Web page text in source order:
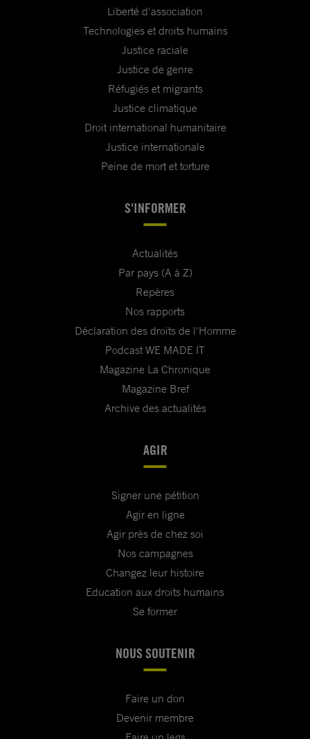
Liberté d'association
Technologies et droits humains
Justice raciale
Justice de genre
Réfugiés et migrants
Justice climatique
Droit international humanitaire
Justice internationale
Peine de mort et torture
S'INFORMER
Actualités
Par pays (A à Z)
Repères
Nos rapports
Déclaration des droits de l'Homme
Podcast WE MADE IT
Magazine La Chronique
Magazine Bref
Archive des actualités
AGIR
Signer une pétition
Agir en ligne
Agir près de chez soi
Nos campagnes
Changez leur histoire
Education aux droits humains
Se former
NOUS SOUTENIR
Faire un don
Devenir membre